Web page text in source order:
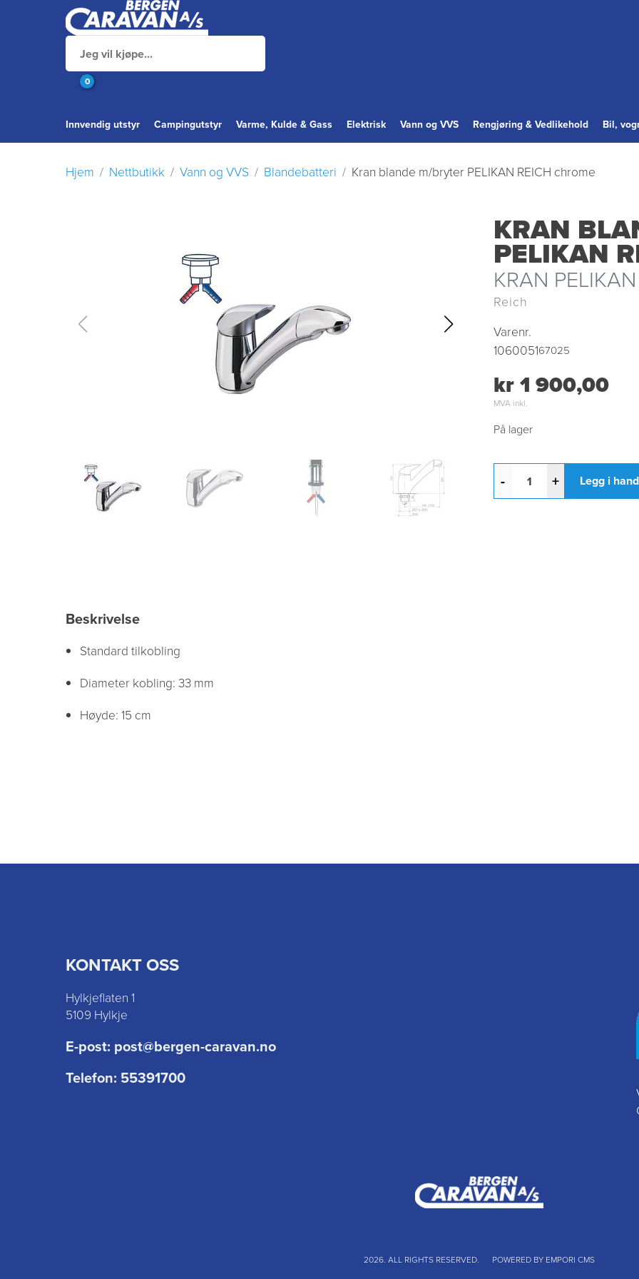
0
Innvendig utstyr Campingutstyr Varme, Kulde & Gass Elektrisk Vann og VVS Rengjøring & Vedlikehold Bil,
Hjem Nettbutikk Vann og VVS Blandebatteri Kran blande m/bryter PELIKAN REICH chrome
KRAN
PELIKAN
KRAN
Reich
Varenr.
106005167025
kr 1 900,00
MVA inkl.
På lager
- + Legg i
Beskrivelse
Standard tilkobling
Diameter kobling: 33 mm
Høyde: 15 cm
KONTAKT OSS
Hylkjeflaten 1
5109 Hylkje
E-post: post@bergen-caravan.no
Telefon: 55391700
2026. ALL RIGHTS RESERVED. POWERED BY EMPORI CMS